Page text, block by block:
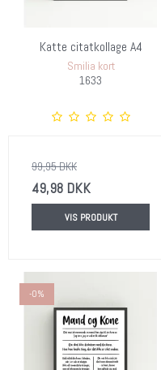
Katte citatkollage A4
Smilia kort
1633
99,95 DKK
49,98 DKK
VIS PRODUKT
-0%